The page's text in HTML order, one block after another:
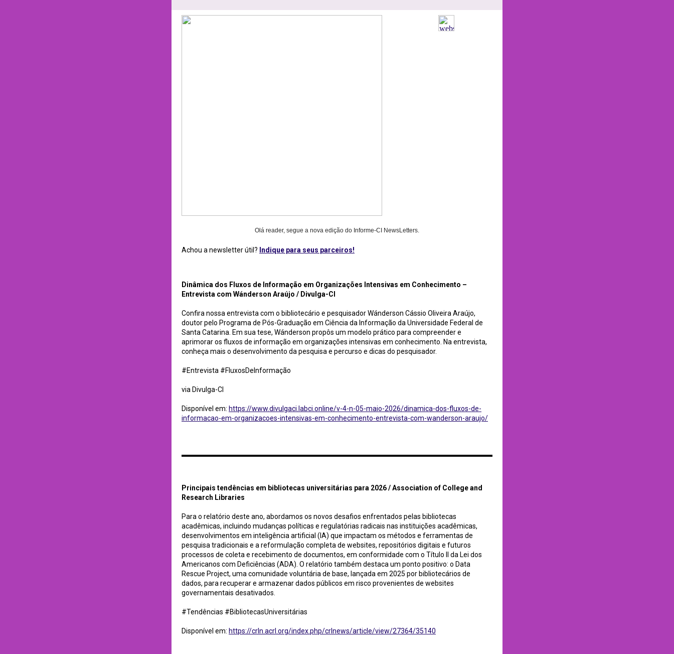
Olá reader, segue a nova edição do Informe-CI NewsLetters.
Achou a newsletter útil? Indique para seus parceiros!
Dinâmica dos Fluxos de Informação em Organizações Intensivas em Conhecimento –
Entrevista com Wánderson Araújo / Divulga-CI
Confira nossa entrevista com o bibliotecário e pesquisador Wánderson Cássio Oliveira Araújo,
doutor pelo Programa de Pós-Graduação em Ciência da Informação da Universidade Federal de
Santa Catarina. Em sua tese, Wánderson propôs um modelo prático para compreender e
aprimorar os fluxos de informação em organizações intensivas em conhecimento. Na entrevista,
conheça mais o desenvolvimento da pesquisa e percurso e dicas do pesquisador.
#Entrevista #FluxosDeInformação
via Divulga-CI
Disponível em: https://www.divulgaci.labci.online/v-4-n-05-maio-2026/dinamica-dos-fluxos-de-
informacao-em-organizacoes-intensivas-em-conhecimento-entrevista-com-wanderson-araujo/
Principais tendências em bibliotecas universitárias para 2026/ Association of College and
Research Libraries
Para o relatório deste ano, abordamos os novos desafios enfrentados pelas bibliotecas
acadêmicas, incluindo mudanças políticas e regulatórias radicais nas instituições acadêmicas,
desenvolvimentos em inteligência artificial (IA) que impactam os métodos e ferramentas de
pesquisa tradicionais e a reformulação completa de websites, repositórios digitais e futuros
processos de coleta e recebimento de documentos, em conformidade com o Título II da Lei dos
Americanos com Deficiências (ADA). O relatório também destaca um ponto positivo: o Data
Rescue Project, uma comunidade voluntária de base, lançada em 2025 por bibliotecários de
dados, para recuperar e armazenar dados públicos em risco provenientes de websites
governamentais desativados.
#Tendências #BibliotecasUniversitárias
Disponível em: https://crln.acrl.org/index.php/crlnews/article/view/27364/35140